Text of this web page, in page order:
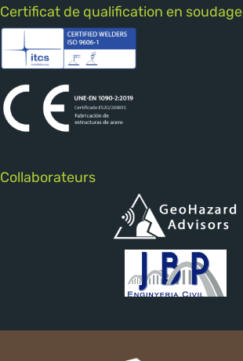
Certificat de qualification en soudage
Collaborateurs